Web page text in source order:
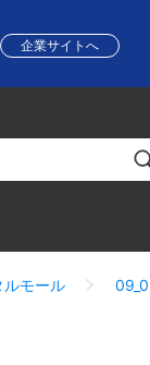
企業サイトへ
ルモール